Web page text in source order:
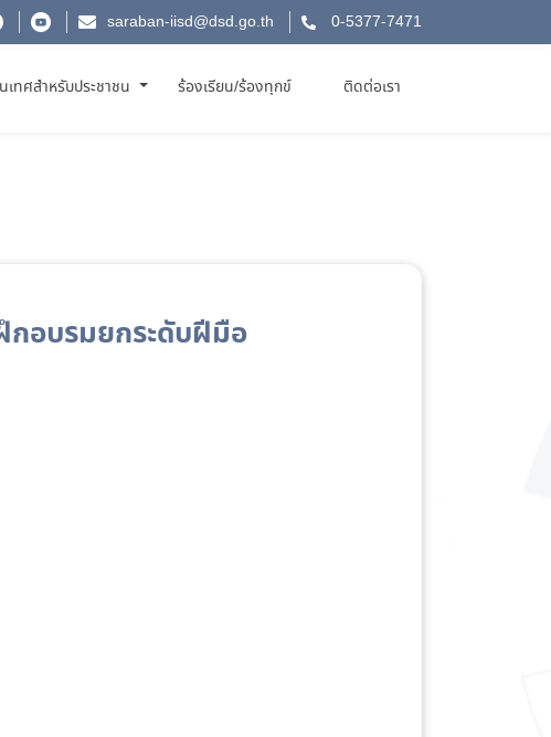
saraban-iisd@dsd.go.th 0-5377-7471
เทศสำหรับประชาชน ร้องเรียน/ร้องทุกข์ ติดต่อเรา
กอบรมยกระดับฝีมือ